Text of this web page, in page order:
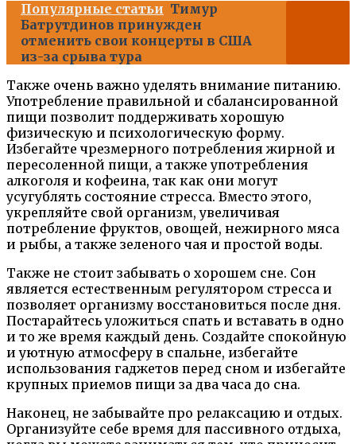
Популярные статьи Тимур
Батрутдинов принужден
отменить свои концерты в США
из-за срыва тура
Также очень важно уделять внимание питанию.
Употребление правильной и сбалансированной
пищи позволит поддерживать хорошую
физическую и психологическую форму.
Избегайте чрезмерного потребления жирной и
пересоленной пищи, а также употребления
алкоголя и кофеина, так как они могут
усугублять состояние стресса. Вместо этого,
укрепляйте свой организм, увеличивая
потребление фруктов, овощей, нежирного мяса
и рыбы, а также зеленого чая и простой воды.
Также не стоит забывать о хорошем сне. Сон
является естественным регулятором стресса и
позволяет организму восстановиться после дня.
Постарайтесь уложиться спать и вставать в одно
и то же время каждый день. Создайте спокойную
и уютную атмосферу в спальне, избегайте
использования гаджетов перед сном и избегайте
крупных приемов пищи за два часа до сна.
Наконец, не забывайте про релаксацию и отдых.
Организуйте себе время для пассивного отдыха,